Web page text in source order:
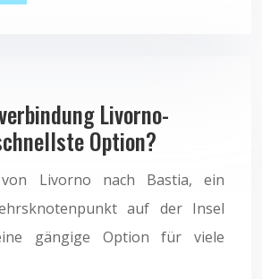
Livorno-
Option?
Livorno nach Bastia, ein
auf der Insel
gängige Option für viele